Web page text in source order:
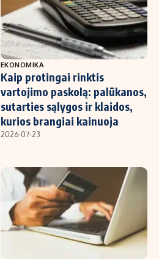
EKONOMIKA
Kaip protingai rinktis
vartojimo paskolą: palūkanos,
sutarties sąlygos ir klaidos,
kurios brangiai kainuoja
2026-07-23